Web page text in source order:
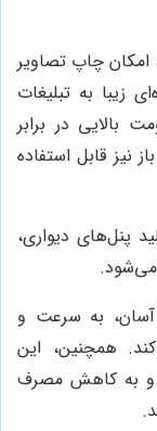
چاپ تصاویر
زیبا به تبلیغات
بالایی در برابر
نیز قابل استفاده
پنل‌های دیواری،
می‌شود.
به سرعت و
همچنین، این
و به کاهش مصرف